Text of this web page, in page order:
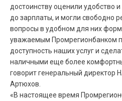
достоинству оценили удобство
до зарплаты, и могли свободно
вопросы в удобном для них
уважаемым Промрегионбанком
доступность наших услуг и
наличными еще более
говорит генеральный
Артюхов.
«В настоящее время